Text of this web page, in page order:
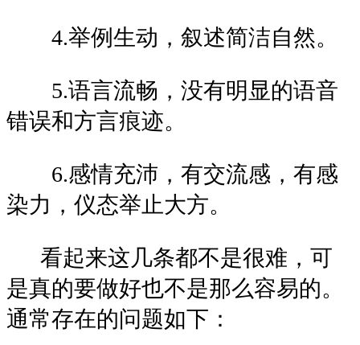
4.举例生动，叙述简洁自然。
5.语言流畅，没有明显的语音
错误和方言痕迹。
6.感情充沛，有交流感，有感
染力，仪态举止大方。
看起来这几条都不是很难，可
是真的要做好也不是那么容易的。
通常存在的问题如下：